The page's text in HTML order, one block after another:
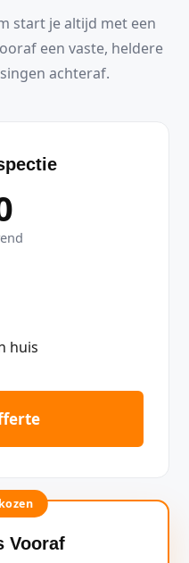
start je altijd met een
een vaste, heldere
achteraf.
huis
Vooraf